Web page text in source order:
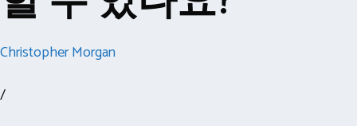
Christopher Morgan
/